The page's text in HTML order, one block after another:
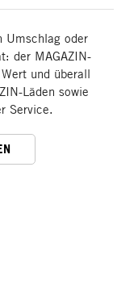
Umschlag oder
der MAGAZIN-
und überall
Läden sowie
Service.